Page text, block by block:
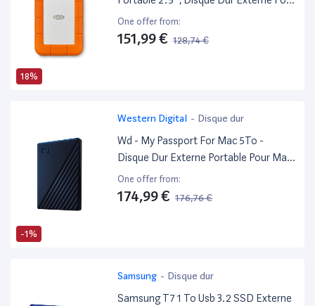
18%
PC Et Mac, Résistant Aux Chocs,
Chutes Et À La Pression (Lac9000298)
One offer from:
151,99 € 128,74 €
-1%
Western Digital - Disque dur
Wd - My Passport For Mac 5To -
Disque Dur Externe Portable Pour Mac
Avec Protection Par Mot De Passe,
Compatible Time Machine
One offer from:
174,99 € 176,76 €
Samsung - Disque dur
Samsung T7 1 To Usb 3.2 SSD Externe